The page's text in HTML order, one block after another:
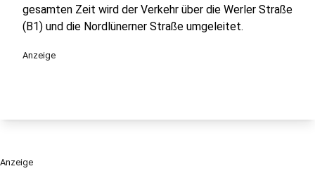
gesamten Zeit wird der Verkehr über die Werler Straße
(B1) und die Nordlünerner Straße umgeleitet.
Anzeige
Anzeige